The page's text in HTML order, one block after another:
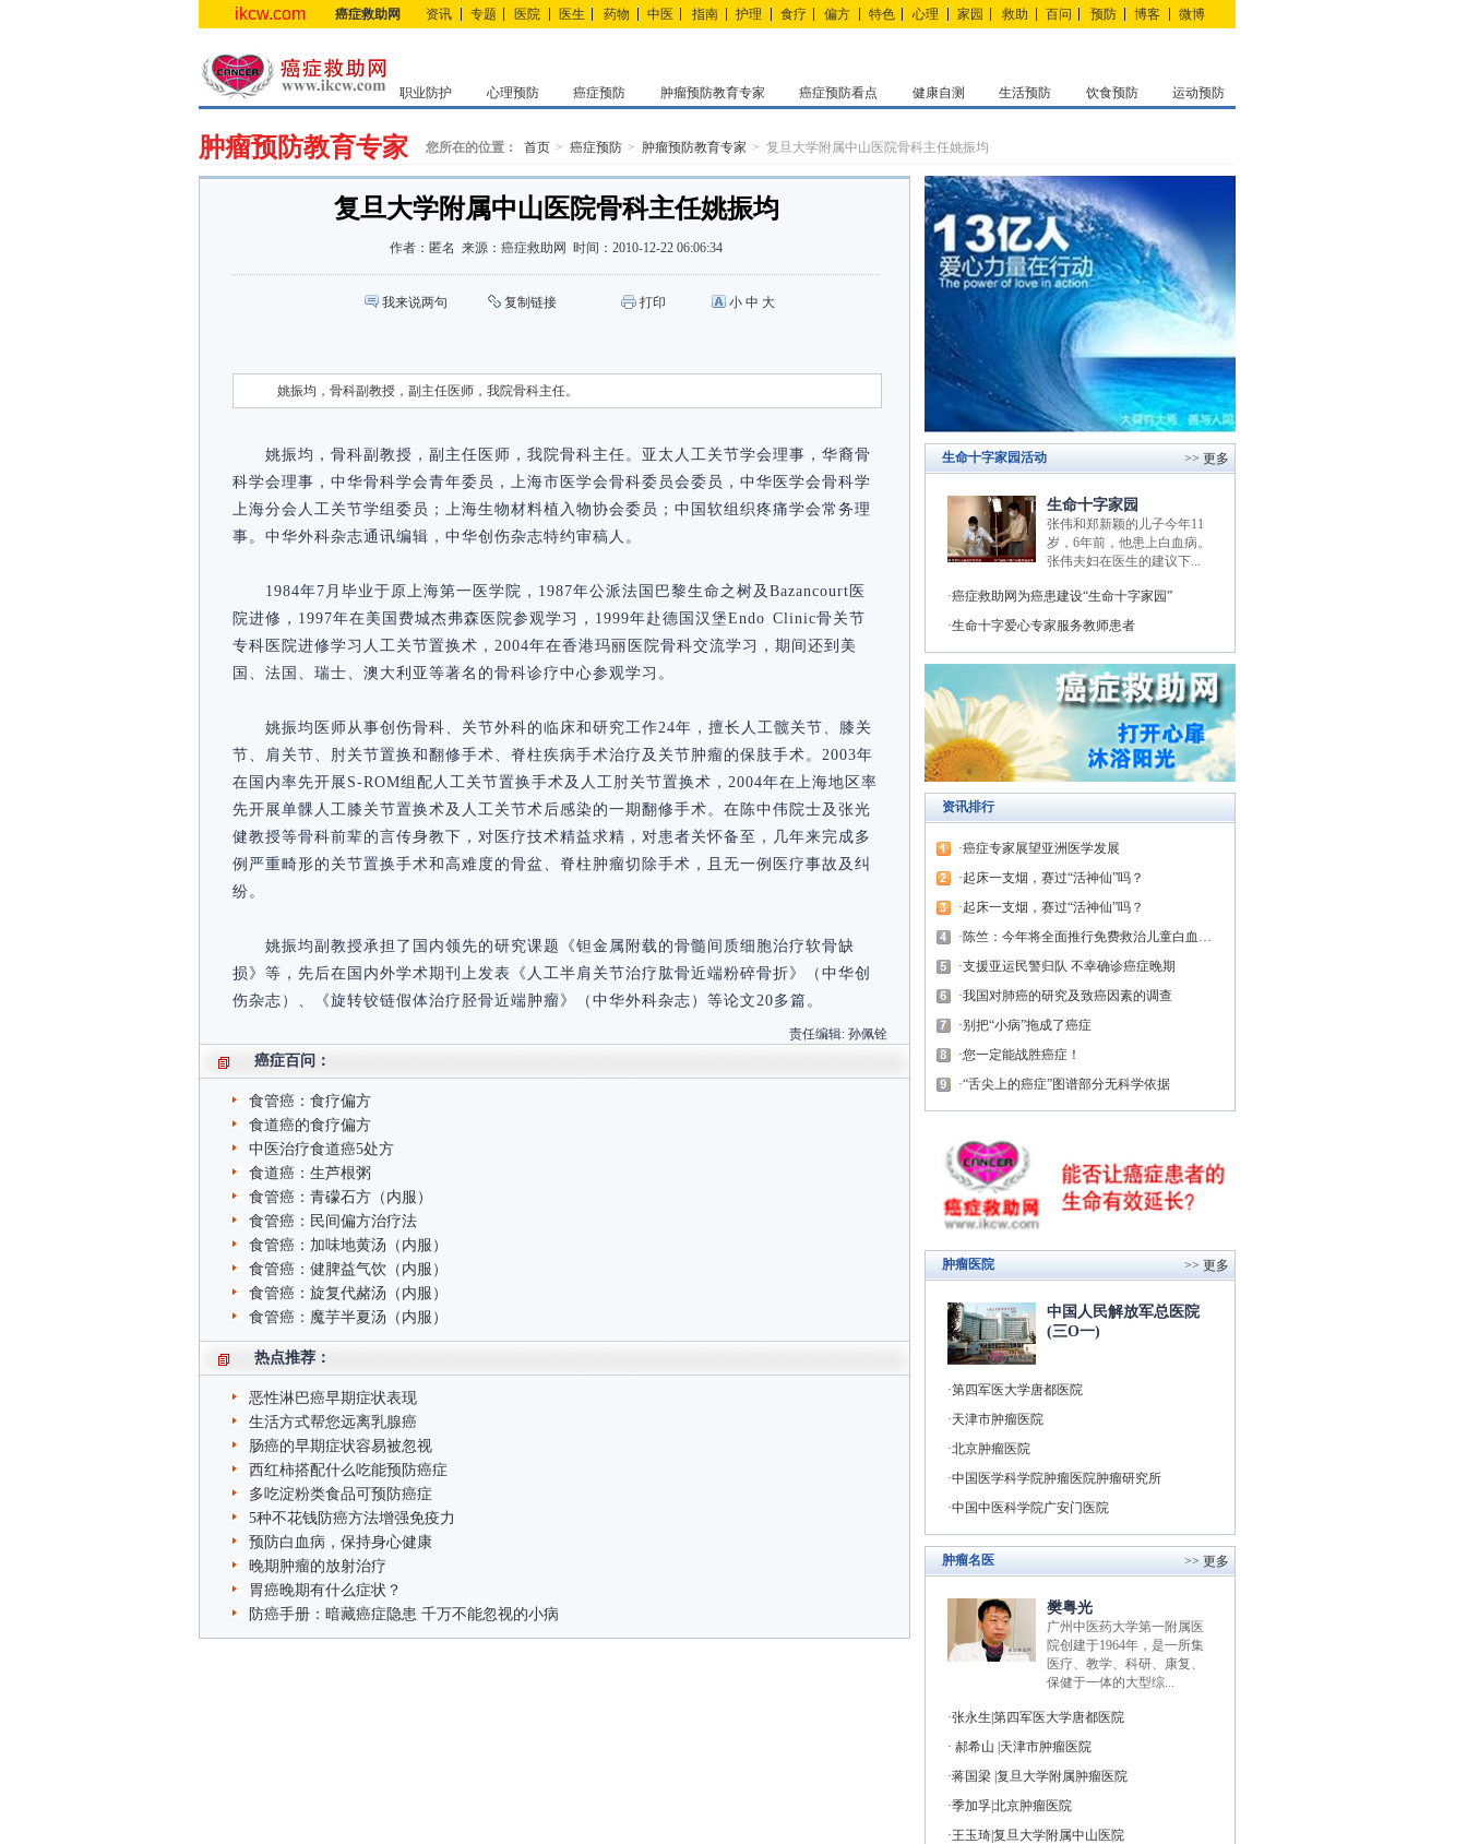
ikcw.com 癌症救助网 资讯 专题 医院 医生 药物 中医 指南 护理 食疗 偏方 特色 心理 家园 救助 百问 预防 博客 微博
职业防护 心理预防 癌症预防 肿瘤预防教育专家 癌症预防看点 健康自测 生活预防 饮食预防 运动预防
肿瘤预防教育专家 您所在的位置： 首页 癌症预防 肿瘤预防教育专家 复旦大学附属中山医院骨科主任姚振均
复旦大学附属中山医院骨科主任姚振均
作者： 匿名 来源： 癌症救助网 时间： 2010-12-22 06:06:34
我来说两句 复制链接 打印 小 中 大
姚振均，骨科副教授，副主任医师，我院骨科主任。
姚振均，骨科副教授，副主任医师，我院骨科主任。亚太人工关节学会理事，华裔骨
科学会理事，中华骨科学会青年委员，上海市医学会骨科委员会委员，中华医学会骨科学
上海分会人工关节学组委员；上海生物材料植入物协会委员；中国软组织疼痛学会常务理
事。中华外科杂志通讯编辑，中华创伤杂志特约审稿人。
1984年7月毕业于原上海第一医学院，1987年公派法国巴黎生命之树及Bazancourt医
院进修，1997年在美国费城杰弗森医院参观学习，1999年赴德国汉堡Endo Clinic骨关节
专科医院进修学习人工关节置换术，2004年在香港玛丽医院骨科交流学习，期间还到美
国、法国、瑞士、澳大利亚等著名的骨科诊疗中心参观学习。
姚振均医师从事创伤骨科、关节外科的临床和研究工作24年，擅长人工髋关节、膝关
节、肩关节、肘关节置换和翻修手术、脊柱疾病手术治疗及关节肿瘤的保肢手术。2003年
在国内率先开展S-ROM组配人工关节置换手术及人工肘关节置换术，2004年在上海地区率
先开展单髁人工膝关节置换术及人工关节术后感染的一期翻修手术。在陈中伟院士及张光
健教授等骨科前辈的言传身教下，对医疗技术精益求精，对患者关怀备至，几年来完成多
例严重畸形的关节置换手术和高难度的骨盆、脊柱肿瘤切除手术，且无一例医疗事故及纠
纷。
姚振均副教授承担了国内领先的研究课题《钽金属附载的骨髓间质细胞治疗软骨缺
损》等，先后在国内外学术期刊上发表《人工半肩关节治疗肱骨近端粉碎骨折》（中华创
伤杂志）、《旋转铰链假体治疗胫骨近端肿瘤》（中华外科杂志）等论文20多篇。
责任编辑: 孙佩铨
癌症百问：
食管癌：食疗偏方
食道癌的食疗偏方
中医治疗食道癌5处方
食道癌：生芦根粥
食管癌：青礞石方（内服）
食管癌：民间偏方治疗法
食管癌：加味地黄汤（内服）
食管癌：健脾益气饮（内服）
食管癌：旋复代赭汤（内服）
食管癌：魔芋半夏汤（内服）
热点推荐：
恶性淋巴癌早期症状表现
生活方式帮您远离乳腺癌
肠癌的早期症状容易被忽视
西红柿搭配什么吃能预防癌症
多吃淀粉类食品可预防癌症
5种不花钱防癌方法增强免疫力
预防白血病，保持身心健康
晚期肿瘤的放射治疗
胃癌晚期有什么症状？
防癌手册：暗藏癌症隐患 千万不能忽视的小病
生命十字家园活动 >> 更多
生命十字家园
张伟和郑新颖的儿子今年11
岁，6年前，他患上白血病。
张伟夫妇在医生的建议下...
癌症救助网为癌患建设“生命十字家园”
生命十字爱心专家服务教师患者
资讯排行
癌症专家展望亚洲医学发展
起床一支烟，赛过“活神仙”吗？
起床一支烟，赛过“活神仙”吗？
陈竺：今年将全面推行免费救治儿童白血病与先天性心脏病
支援亚运民警归队 不幸确诊癌症晚期
我国对肺癌的研究及致癌因素的调查
别把“小病”拖成了癌症
您一定能战胜癌症！
“舌尖上的癌症”图谱部分无科学依据
肿瘤医院 >> 更多
中国人民解放军总医院
(三O一)
第四军医大学唐都医院
天津市肿瘤医院
北京肿瘤医院
中国医学科学院肿瘤医院肿瘤研究所
中国中医科学院广安门医院
肿瘤名医 >> 更多
樊粤光
广州中医药大学第一附属医
院创建于1964年，是一所集
医疗、教学、科研、康复、
保健于一体的大型综...
张永生|第四军医大学唐都医院
郝希山 |天津市肿瘤医院
蒋国梁 |复旦大学附属肿瘤医院
季加孚|北京肿瘤医院
王玉琦|复旦大学附属中山医院